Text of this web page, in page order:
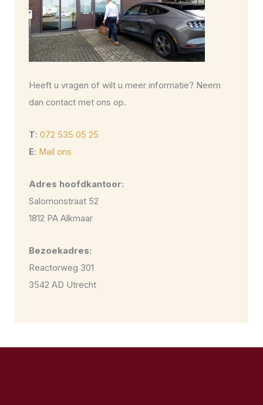
Heeft u vragen of wilt u meer informatie? Neem
dan contact met ons op.
T:072 535 05 25
E: Mail ons
Adres hoofdkantoor:
Salomonstraat 52
1812 PA Alkmaar
Bezoekadres:
Reactorweg 301
3542 AD Utrecht